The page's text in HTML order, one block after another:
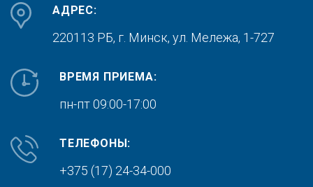
АДРЕС:
220113 РБ, г. Минск, ул. Мележа, 1-727
ВРЕМЯ ПРИЕМА:
пн-пт 09:00-17:00
ТЕЛЕФОНЫ:
+375 (17) 24-34-000